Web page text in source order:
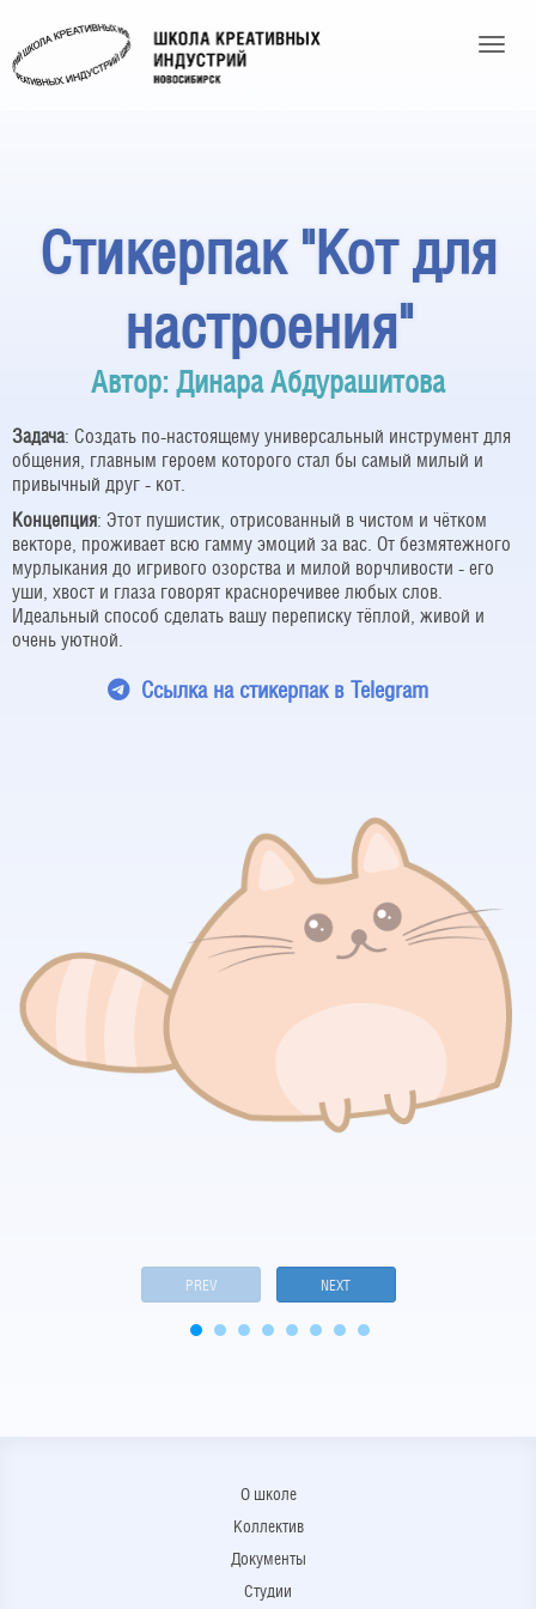
Стикерпак "Кот для
настроения"
Автор: Динара Абдурашитова
Задача: Создать по-настоящему универсальный инструмент для
общения, главным героем которого стал бы самый милый и
привычный друг - кот.
Концепция: Этот пушистик, отрисованный в чистом и чётком
векторе, проживает всю гамму эмоций за вас. От безмятежного
мурлыкания до игривого озорства и милой ворчливости - его
уши, хвост и глаза говорят красноречивее любых слов.
Идеальный способ сделать вашу переписку тёплой, живой и
очень уютной.
Cсылка на стикерпак в Telegram
PREV NEXT
О школе
Коллектив
Документы
Студии